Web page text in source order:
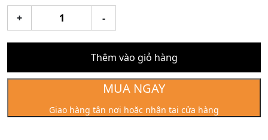
-
Hương
Đồng
Giả
lượng
+
Thêm vào giỏ hàng
MUA NGAY
Giao hàng tận nơi hoặc nhận tại cửa hàng